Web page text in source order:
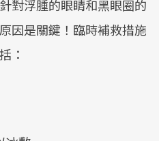
對浮腫的眼睛和黑眼圈的
因是關鍵！臨時補救措施
：